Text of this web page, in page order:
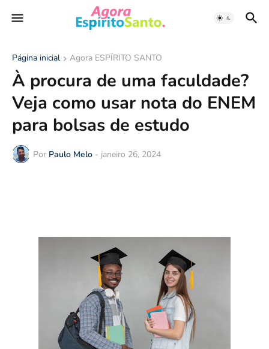
Página inicial Agora ESPÍRITO SANTO
À procura de uma faculdade?
Veja como usar nota do ENEM
para bolsas de estudo
Por Paulo Melo - janeiro 26, 2024